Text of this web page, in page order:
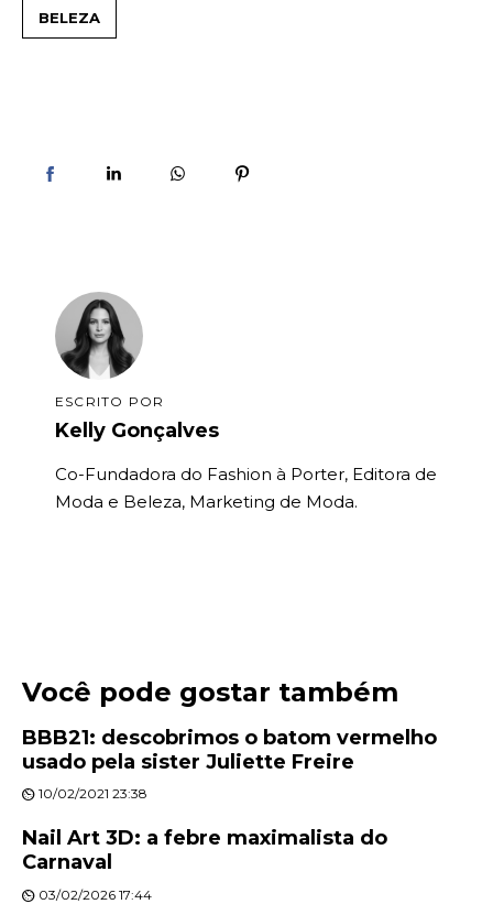
BELEZA
ESCRITO POR
Kelly Gonçalves
Co-Fundadora do Fashion à Porter, Editora de
Moda e Beleza, Marketing de Moda.
Você pode gostar também
BBB21: descobrimos o batom vermelho
usado pela sister Juliette Freire
10/02/2021 23:38
Nail Art 3D: a febre maximalista do
Carnaval
03/02/2026 17:44